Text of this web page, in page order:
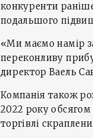
конкуренти
подальшого
«Ми маємо намір
переконливу
директор Ваель
Компанія також
2022 року обсягом
торгівлі